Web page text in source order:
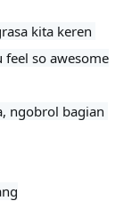
kita keren
feel so awesome
ngobrol bagian